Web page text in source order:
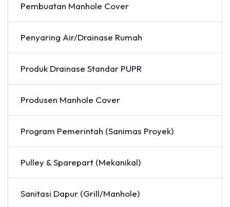
Pembuatan Manhole Cover
Penyaring Air/Drainase Rumah
Produk Drainase Standar PUPR
Produsen Manhole Cover
Program Pemerintah (Sanimas Proyek)
Pulley & Sparepart (Mekanikal)
Sanitasi Dapur (Grill/Manhole)